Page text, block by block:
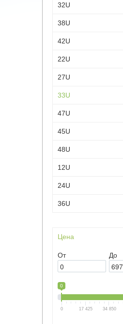
32U
38U
42U
22U
27U
33U
47U
45U
48U
12U
24U
36U
Цена
От До
0
0 17 425 34 850